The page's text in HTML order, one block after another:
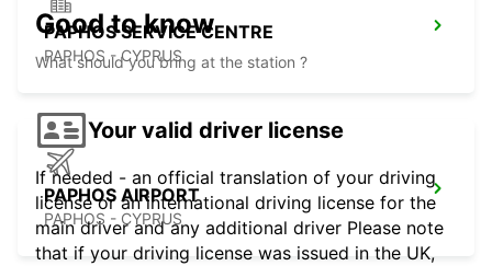
PAPHOS SERVICE CENTRE
PAPHOS - CYPRUS
PAPHOS AIRPORT
PAPHOS - CYPRUS
Good to know
What should you bring at the station ?
Your valid driver license
If needed - an official translation of your driving
license or an international driving license for the
main driver and any additional driver Please note
that if your driving license was issued in the UK,